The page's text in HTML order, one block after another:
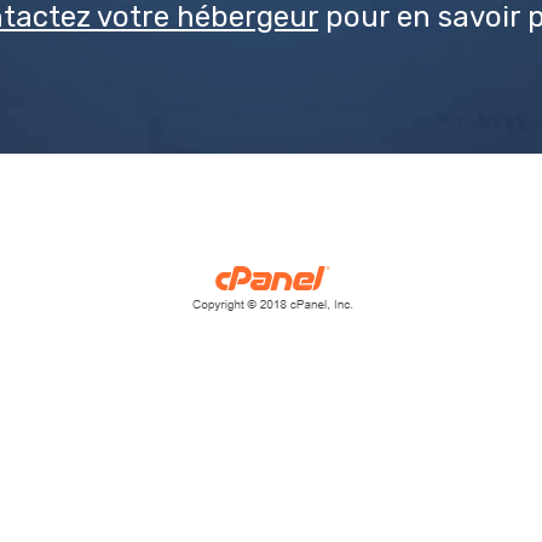
votre hébergeur pour en savoir